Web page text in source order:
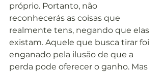
próprio. Portanto, não
reconhecerás as coisas que
realmente tens, negando que elas
existam. Aquele que busca tirar foi
enganado pela ilusão de que a
perda pode oferecer o ganho. Mas